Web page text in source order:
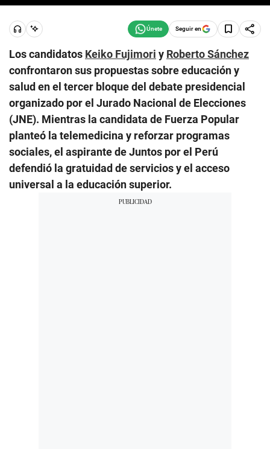
Seguir en
Los candidatos Keiko Fujimori y Roberto Sánchez
confrontaron sus propuestas sobre educación y
salud en el tercer bloque del debate presidencial
organizado por el Jurado Nacional de Elecciones
(JNE). Mientras la candidata de Fuerza Popular
planteó la telemedicina y reforzar programas
sociales, el aspirante de Juntos por el Perú
defendió la gratuidad de servicios y el acceso
universal a la educación superior.